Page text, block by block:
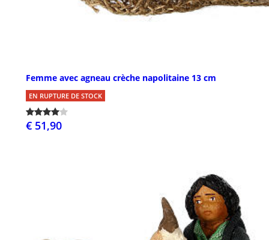
Femme avec agneau crèche napolitaine 13 cm
EN RUPTURE DE STOCK
€ 51,90